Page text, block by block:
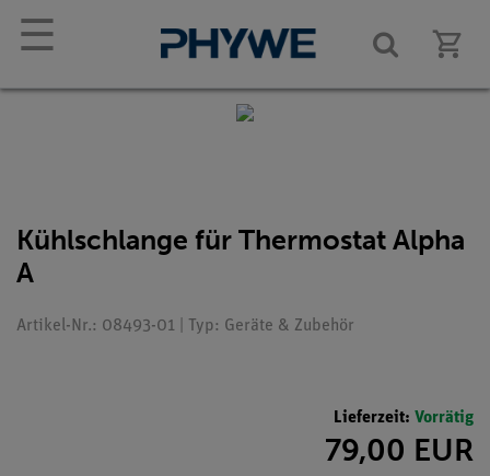
☰
Kühlschlange für Thermostat Alpha
A
Artikel-Nr.: 08493-01 | Typ: Geräte & Zubehör
Lieferzeit: Vorrätig
79,00 EUR